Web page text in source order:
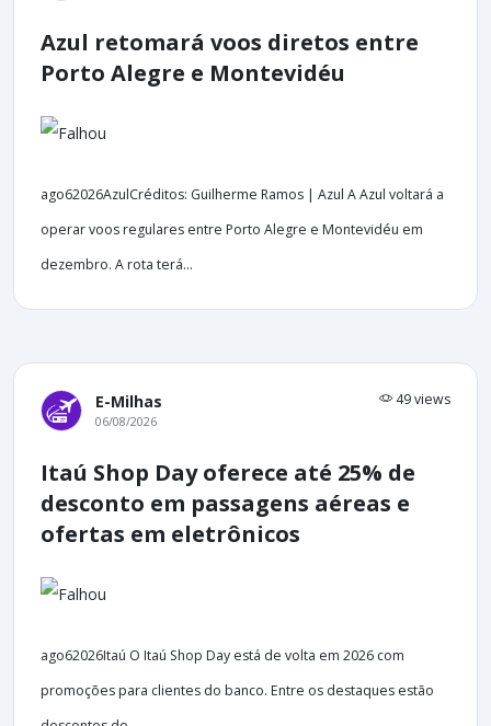
Azul retomará voos diretos entre
Porto Alegre e Montevidéu
ago62026AzulCréditos: Guilherme Ramos | Azul A Azul voltará a
operar voos regulares entre Porto Alegre e Montevidéu em
dezembro. A rota terá...
E-Milhas 49 views
06/08/2026
Itaú Shop Day oferece até 25% de
desconto em passagens aéreas e
ofertas em eletrônicos
ago62026Itaú O Itaú Shop Day está de volta em 2026 com
promoções para clientes do banco. Entre os destaques estão